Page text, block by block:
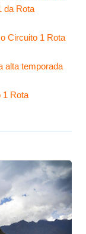
da Rota
Circuito 1 Rota
alta temporada
1 Rota